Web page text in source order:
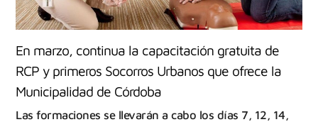
En marzo, continua la capacitación gratuita de
RCP y primeros Socorros Urbanos que ofrece la
Municipalidad de Córdoba
Las formaciones se llevarán a cabo los días 7, 12, 14,